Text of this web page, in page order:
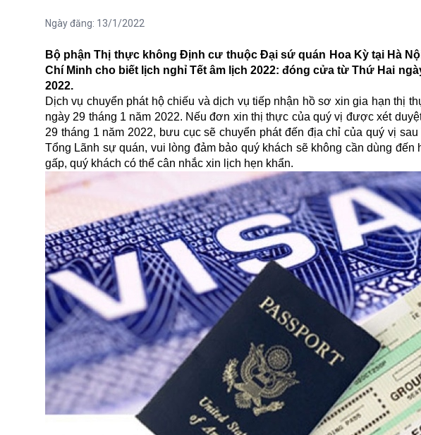
Ngày đăng: 13/1/2022
Bộ phận Thị thực không Định cư thuộc Đại sứ quán Hoa Kỳ tại Hà
Chí Minh cho biết lịch nghỉ Tết âm lịch 2022: đóng cửa từ Thứ Hai
2022.
Dịch vụ chuyển phát hộ chiếu và dịch vụ tiếp nhận hồ sơ xin gia hạn thị
ngày 29 tháng 1 năm 2022. Nếu đơn xin thị thực của quý vị được xét
29 tháng 1 năm 2022, bưu cục sẽ chuyển phát đến địa chỉ của quý vị
Tổng Lãnh sự quán, vui lòng đảm bảo quý khách sẽ không cần dùng
gấp, quý khách có thể cân nhắc xin lịch hẹn khẩn.